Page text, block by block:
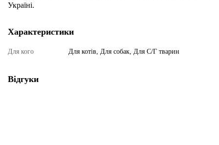
Україні.
Характеристики
Для кого Для котів, Для собак, Для С/Г тварин
Відгуки